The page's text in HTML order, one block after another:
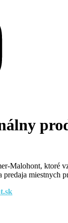
Malohont, ktoré
miestnych